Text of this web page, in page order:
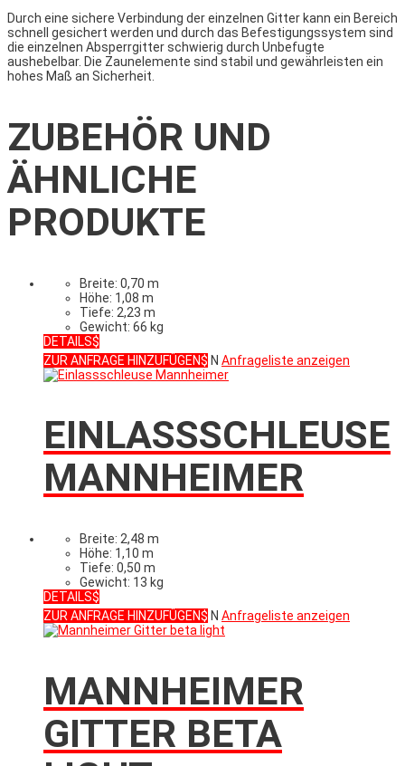
Durch eine sichere Verbindung der einzelnen Gitter kann ein Bereich
schnell gesichert werden und durch das Befestigungssystem sind
die einzelnen Absperrgitter schwierig durch Unbefugte
aushebelbar. Die Zaunelemente sind stabil und gewährleisten ein
hohes Maß an Sicherheit.
ZUBEHÖR UND
ÄHNLICHE
PRODUKTE
Breite: 0,70 m
Höhe: 1,08 m
Tiefe: 2,23 m
Gewicht: 66 kg
DETAILS
ZUR ANFRAGE HINZUFÜGEN
N Anfrageliste anzeigen
EINLASSSCHLEUSE
MANNHEIMER
Breite: 2,48 m
Höhe: 1,10 m
Tiefe: 0,50 m
Gewicht: 13 kg
DETAILS
ZUR ANFRAGE HINZUFÜGEN
N Anfrageliste anzeigen
MANNHEIMER
GITTER BETA